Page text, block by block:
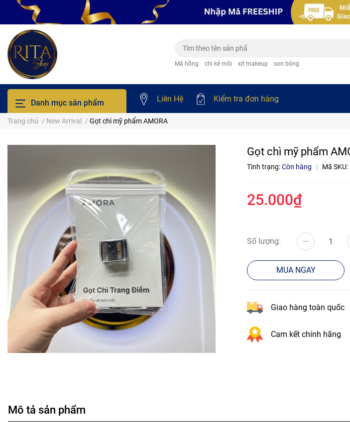
Má hồng chì kẻ môi xịt makeup son bóng
Danh mục sản phẩm Liên Hệ Kiểm tra đơn hàng
Trang chủ / New Arrival / Gọt chì mỹ phẩm AMORA
Gọt chì mỹ phẩm
Tình trạng:Còn hàng | Mã SKU:
25.000₫
Số lượng:
MUA NGAY
Giao hàng toàn quốc
Cam kết chính hãng
Mô tả sản phẩm